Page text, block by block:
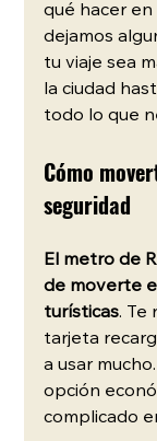
qué hacer
dejamos
tu viaje sea
la ciudad
todo lo que
Cómo
seguridad
El metro de
de moverte
turísticas. Te
tarjeta
a usar
opción
complicado